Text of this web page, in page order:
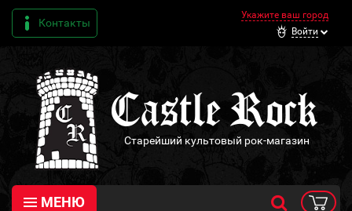
Контакты
Укажите ваш город
Войти
Старейший культовый рок-магазин
МЕНЮ